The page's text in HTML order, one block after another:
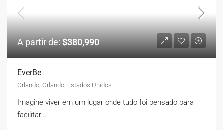
A partir de:$380,990
EverBe
Orlando, Orlando, Estados Unidos
Imagine viver em um lugar onde tudo foi pensado para
facilitar...